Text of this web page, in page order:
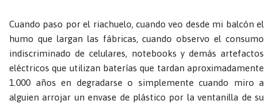
Cuando paso por el riachuelo, cuando veo desde mi balcón el
humo que largan las fábricas, cuando observo el consumo
indiscriminado de celulares, notebooks y demás artefactos
eléctricos que utilizan baterías que tardan aproximadamente
1.000 años en degradarse o simplemente cuando miro a
alguien arrojar un envase de plástico por la ventanilla de su